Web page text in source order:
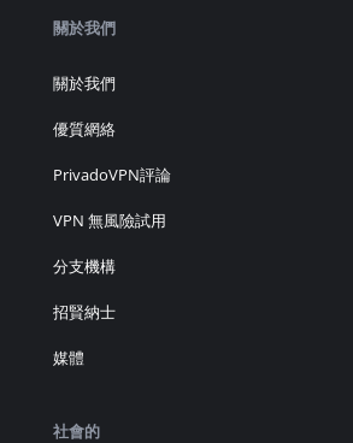
關於我們
關於我們
優質網絡
PrivadoVPN評論
VPN 無風險試用
分支機構
招賢納士
媒體
社會的